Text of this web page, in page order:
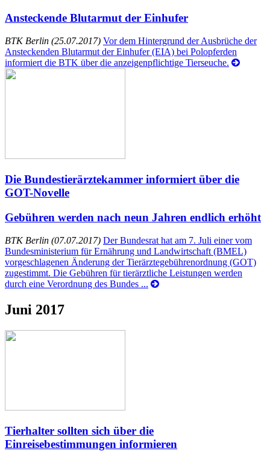
Ansteckende Blutarmut der Einhufer
BTK Berlin (25.07.2017) Vor dem Hintergrund der Ausbrüche der
Ansteckenden Blutarmut der Einhufer (EIA) bei Polopferden
informiert die BTK über die anzeigenpflichtige Tierseuche.
Die Bundestierärztekammer informiert über die
GOT-Novelle
Gebühren werden nach neun Jahren endlich erhöht
BTK Berlin (07.07.2017) Der Bundesrat hat am 7. Juli einer vom
Bundesministerium für Ernährung und Landwirtschaft (BMEL)
vorgeschlagenen Änderung der Tierärztegebührenordnung (GOT)
zugestimmt. Die Gebühren für tierärztliche Leistungen werden
durch eine Verordnung des Bundes ...
Juni 2017
Tierhalter sollten sich über die
Einreisebestimmungen informieren